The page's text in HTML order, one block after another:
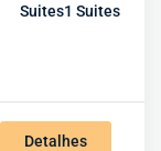
Suites1 Suites
Detalhes